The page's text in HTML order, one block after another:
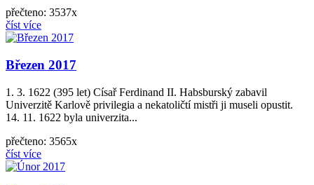
přečteno: 3537x
číst více
Březen 2017
1. 3. 1622 (395 let) Císař Ferdinand II. Habsburský zabavil
Univerzitě Karlově privilegia a nekatoličtí mistři ji museli opustit.
14. 11. 1622 byla univerzita...
přečteno: 3565x
číst více